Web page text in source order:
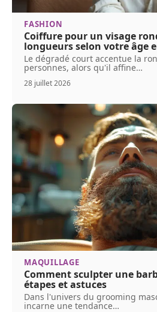
FASHION
Coiffure pour un visage
longueurs selon votre âge
Le dégradé court accentue la
personnes, alors qu'il affine…
28 juillet 2026
MAQUILLAGE
Comment sculpter une
étapes et astuces
Dans l'univers du grooming
incarne une tendance…